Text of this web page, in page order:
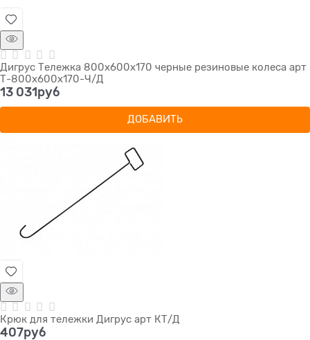
Дигрус Тележка 800х600х170 черные резиновые колеса арт
Т-800х600х170-Ч/Д
13 031руб
ДОБАВИТЬ
Крюк для тележки Дигрус арт КТ/Д
407руб